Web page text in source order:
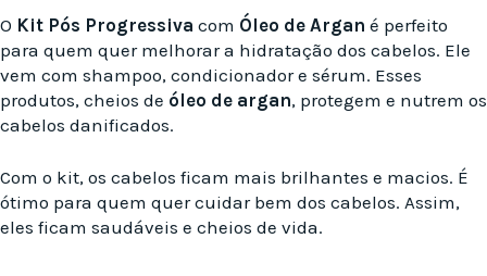
O Kit Pós Progressiva com Óleo de Argan é perfeito
para quem quer melhorar a hidratação dos cabelos. Ele
vem com shampoo, condicionador e sérum. Esses
produtos, cheios de óleo de argan, protegem e nutrem os
cabelos danificados.
Com o kit, os cabelos ficam mais brilhantes e macios. É
ótimo para quem quer cuidar bem dos cabelos. Assim,
eles ficam saudáveis e cheios de vida.